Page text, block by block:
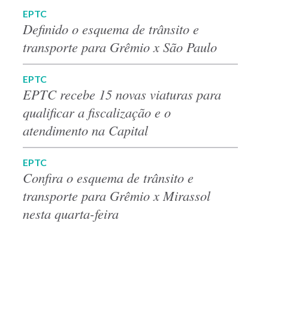
EPTC
Definido o esquema de trânsito e
transporte para Grêmio x São Paulo
EPTC
EPTC recebe 15 novas viaturas para
qualificar a fiscalização e o
atendimento na Capital
EPTC
Confira o esquema de trânsito e
transporte para Grêmio x Mirassol
nesta quarta-feira